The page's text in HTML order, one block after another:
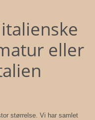
eller
størrelse. Vi har samlet